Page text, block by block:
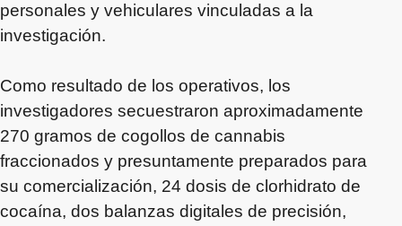
personales y vehiculares vinculadas a la
investigación.
Como resultado de los operativos, los
investigadores secuestraron aproximadamente
270 gramos de cogollos de cannabis
fraccionados y presuntamente preparados para
su comercialización, 24 dosis de clorhidrato de
cocaína, dos balanzas digitales de precisión,